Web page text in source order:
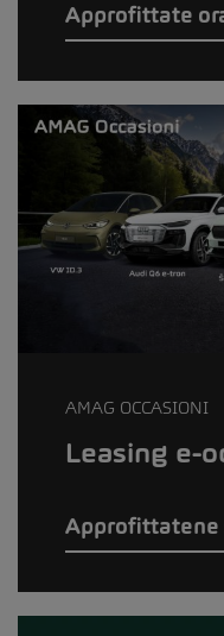
Approfittate
AMAG OCCASIONI
Leasing e-
Approfittatene